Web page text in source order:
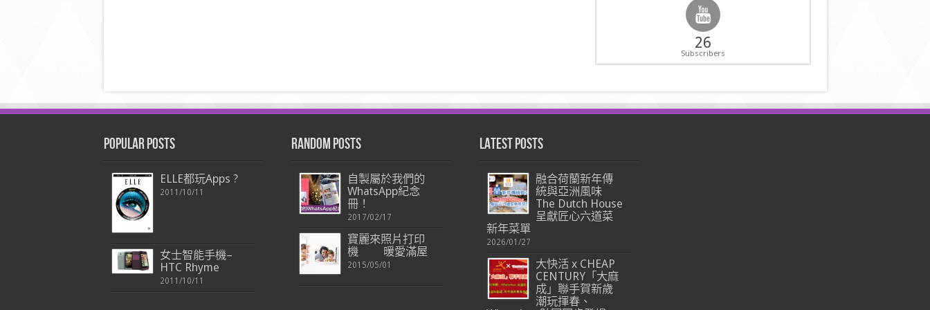
26
Subscribers
Popular Posts
ELLE都玩Apps ?
2011/10/11
女士智能手機–
HTC Rhyme
2011/10/11
Random Posts
自製屬於我們的
WhatsApp紀念
冊！
2017/02/17
寶麗來照片打印
機 暖愛滿屋
2015/05/01
Latest Posts
融合荷蘭新年傳
統與亞洲風味
The Dutch House
呈獻匠心六道菜
新年菜單
2026/01/27
大快活 x CHEAP
CENTURY「大麻
成」聯手賀新歲
潮玩揮春、